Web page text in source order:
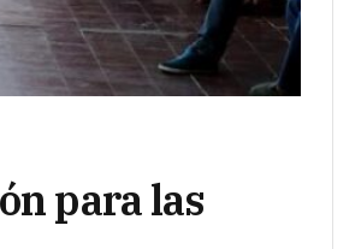
para las